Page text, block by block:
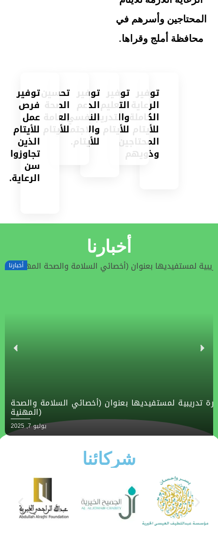
المحتاجين وأسرهم في
محافظة أملج وقراها.
توفير
الرعاية
الكاملة
للأيتام
المحتاجين
وذويهم
توفير
التعليم
والتدريب
للأيتام
توفير
الدعم
النفسي
والاجتماعي
للأيتام.
تحسين
الصحة
العامة
للأيتام
توفير
فرص
عمل
للأيتام
الذين
تجاوزوا
سن
الرعاية.
أخبارنا
عن تنظيم دورة تدريبية لمستفيديها بعنوان (أخصائي
شركائنا